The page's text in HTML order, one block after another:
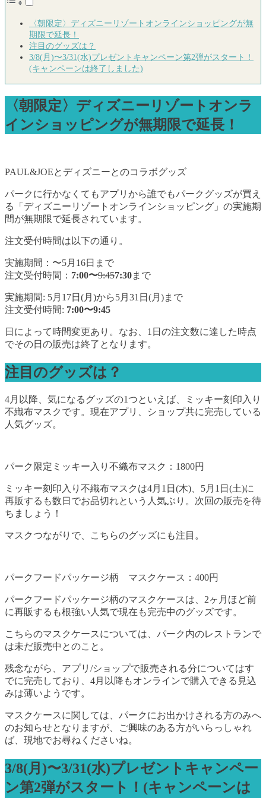
〈朝限定〉ディズニーリゾートオンラインショッピングが無
期限で延長！
注目のグッズは？
3/8(月)〜3/31(水)プレゼントキャンペーン第2弾がスタート！
(キャンペーンは終了しました)
〈朝限定〉ディズニーリゾートオンラ
インショッピングが無期限で延長！
PAUL&JOEとディズニーとのコラボグッズ
パークに行かなくてもアプリから誰でもパークグッズが買え
る「ディズニーリゾートオンラインショッピング」の実施期
間が無期限で延長されています。
注文受付時間は以下の通り。
実施期間：〜5月16日まで
注文受付時間： 7:00〜9:457:30まで
実施期間: 5月17日(月)から5月31日(月)まで
注文受付時間: 7:00〜9:45
日によって時間変更あり。なお、1日の注文数に達した時点
でその日の販売は終了となります。
注目のグッズは？
4月以降、気になるグッズの1つといえば、ミッキー刻印入り
不織布マスクです。現在アプリ、ショップ共に完売している
人気グッズ。
パーク限定ミッキー入り不織布マスク：1800円
ミッキー刻印入り不織布マスクは4月1日(木)、5月1日(土)に
再販するも数日でお品切れという人気ぶり。次回の販売を待
ちましょう！
マスクつながりで、こちらのグッズにも注目。
パークフードパッケージ柄 マスクケース：400円
パークフードパッケージ柄のマスクケースは、2ヶ月ほど前
に再販するも根強い人気で現在も完売中のグッズです。
こちらのマスクケースについては、パーク内のレストランで
は未だ販売中とのこと。
残念ながら、アプリ/ショップで販売される分についてはす
でに完売しており、4月以降もオンラインで購入できる見込
みは薄いようです。
マスクケースに関しては、パークにお出かけされる方のみへ
のお知らせとなりますが、ご興味のある方がいらっしゃれ
ば、現地でお尋ねくださいね。
3/8(月)〜3/31(水)プレゼントキャンペー
ン第2弾がスタート！(キャンペーンは